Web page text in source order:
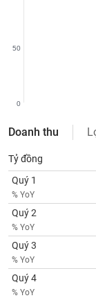
0
50
Doanh thu
Tỷ đồng
Quý 1
% YoY
Quý 2
% YoY
Quý 3
% YoY
Quý 4
% YoY
Sách
cụ
đầu
tư
Truyền
thông
tài
chính